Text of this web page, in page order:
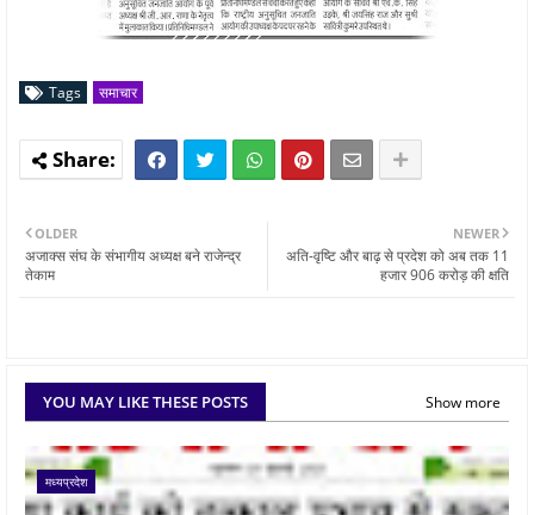
Tags समाचार
NEWER
अति-वृष्टि और बाढ़ से प्रदेश को अब तक 11
हजार 906 करोड़ की क्षति
OLDER
अजाक्स संघ के संभागीय अध्यक्ष बने राजेन्द्र
तेकाम
YOU MAY LIKE THESE POSTS Show more
मध्यप्रदेश